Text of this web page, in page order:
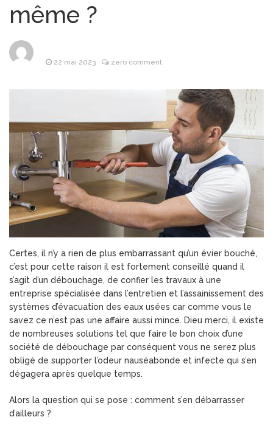
8 avril 2026
publicitaires : un atout
25 mars 2026
Pourquoi la
Financière
Lafarge : L’Alliance de la
puissance industrielle et de
l’investissement d’avenir
24 mars 2026
Les Bonnes
Pratiques pour Rester
Informé Sans Se Perdre
dans les Sources
même ?
22 mai 2023 zero comment
Certes, il n’y a rien de plus embarrassant qu’un évier bouché,
c’est pour cette raison il est fortement conseillé quand il
s’agit d’un débouchage, de confier les travaux à une
entreprise spécialisée dans l’entretien et l’assainissement des
systèmes d’évacuation des eaux usées car comme vous le
savez ce n’est pas une affaire aussi mince. Dieu merci, il existe
de nombreuses solutions tel que faire le bon choix d’une
société de débouchage par conséquent vous ne serez plus
obligé de supporter l’odeur nauséabonde et infecte qui s’en
dégagera après quelque temps.
Alors la question qui se pose : comment s’en débarrasser
d’ailleurs ?